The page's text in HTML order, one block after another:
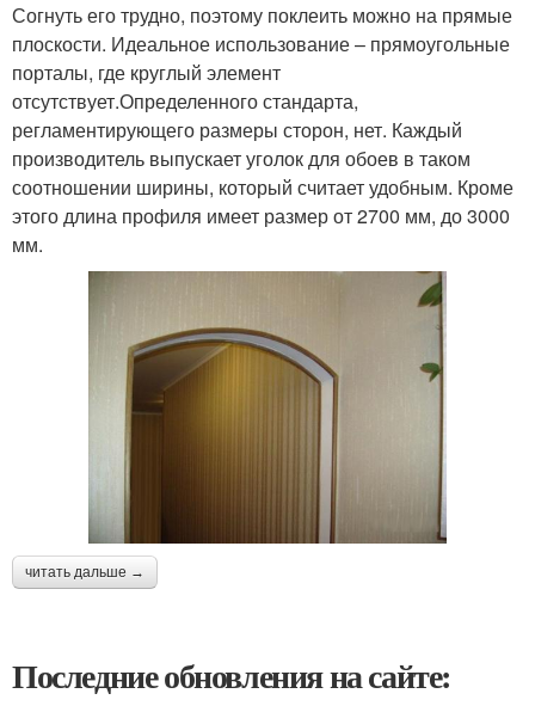
Согнуть его трудно, поэтому поклеить можно на прямые
плоскости. Идеальное использование – прямоугольные
порталы, где круглый элемент
отсутствует.Определенного стандарта,
регламентирующего размеры сторон, нет. Каждый
производитель выпускает уголок для обоев в таком
соотношении ширины, который считает удобным. Кроме
этого длина профиля имеет размер от 2700 мм, до 3000
мм.
читать дальше →
Последние обновления на сайте: